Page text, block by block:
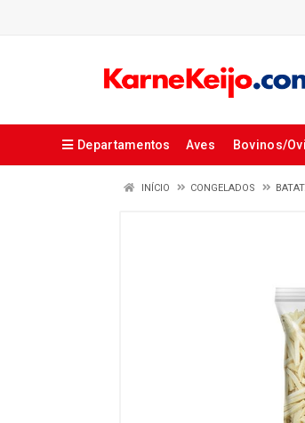
Departamentos Aves Bovinos/
INÍCIO CONGELADOS